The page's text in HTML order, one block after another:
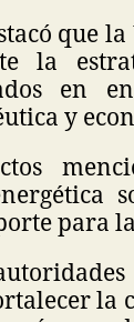
que
la
en
y
para
la